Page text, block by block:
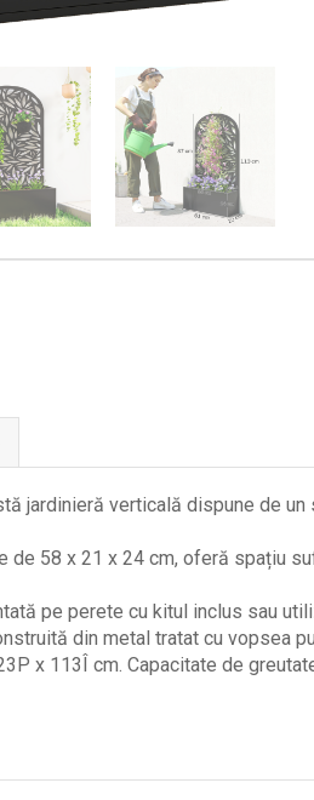
jardinieră verticală dispune de
de 58 x 21 x 24 cm, oferă spațiu
pe perete cu kitul inclus sau
din metal tratat cu vopsea
x 113Î cm. Capacitate de